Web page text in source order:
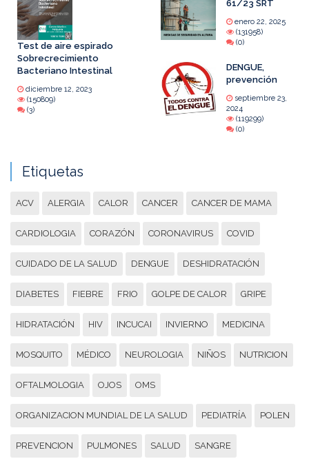
Test de aire espirado
Sobrecrecimiento
Bacteriano Intestinal
diciembre 12, 2023
(150809)
(3)
61/23 SRT
enero 22, 2025
(131958)
(0)
DENGUE,
prevención
septiembre 23,
2024
(119299)
(0)
Etiquetas
ACV ALERGIA CALOR CANCER CANCER DE MAMA
CARDIOLOGIA CORAZÓN CORONAVIRUS COVID
CUIDADO DE LA SALUD DENGUE DESHIDRATACIÓN
DIABETES FIEBRE FRIO GOLPE DE CALOR GRIPE
HIDRATACIÓN HIV INCUCAI INVIERNO MEDICINA
MOSQUITO MÉDICO NEUROLOGIA NIÑOS NUTRICION
OFTALMOLOGIA OJOS OMS
ORGANIZACION MUNDIAL DE LA SALUD PEDIATRÍA POLEN
PREVENCION PULMONES SALUD SANGRE